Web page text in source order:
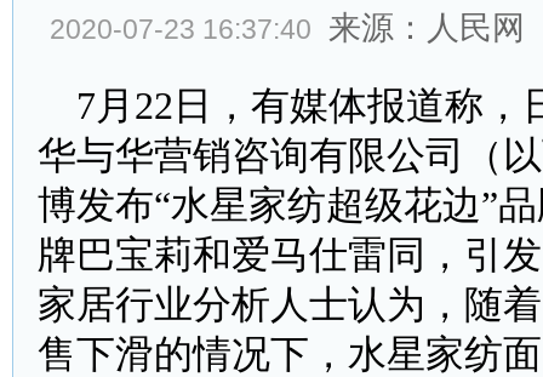
2020-07-23 16:37:40 来源：人民网
7月22日，有媒体报道称，
华与华营销咨询有限公司（
博发布“水星家纺超级花边”
牌巴宝莉和爱马仕雷同，引
家居行业分析人士认为，随
售下滑的情况下，水星家纺